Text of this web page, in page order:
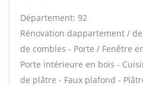
Département: 92
Rénovation dappartement /
de combles - Porte / Fenêtre
Porte intérieure en bois -
de plâtre - Faux plafond -